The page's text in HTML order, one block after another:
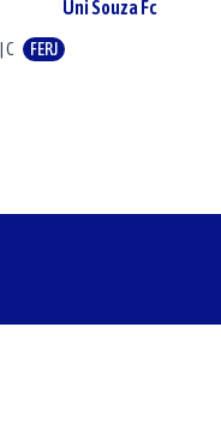
Uni Souza Fc
C FERJ